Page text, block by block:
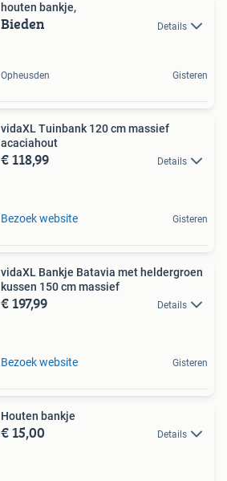
houten bankje,
Bieden Details
Opheusden Gisteren
vidaXL Tuinbank 120 cm massief
acaciahout
€ 118,99 Details
Bezoek website Gisteren
vidaXL Bankje Batavia met heldergroen
kussen 150 cm massief
€ 197,99 Details
Bezoek website Gisteren
Houten bankje
€ 15,00 Details